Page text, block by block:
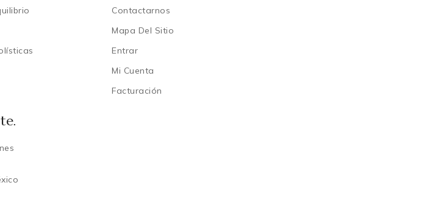
Contactarnos
Mapa Del Sitio
Entrar
Mi Cuenta
Facturación